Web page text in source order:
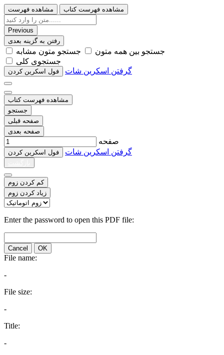
مشاهده فهرست مشاهده فهرست کتاب
Previous
رفتن به گزینه بعدی
ﺟﺴﺘﺠﻮ ﺑﯿﻦ ﻫﻤﻪ ﻣﺘﻮﻥ
ﺟﺴﺘﺠﻮ ﻣﺘﻮﻥ ﻣﺸﺎﺑﻪ
ﺟﺴﺘﺠﻮﯼ ﮐﻠﯽ
ﻓﻮﻝ اﺳﮑﺮﯾﻦ ﮐﺮﺩﻥ گرفتن اسکرین شات
مشاهده فهرست کتاب
جستجو
صفحه قبلی
صفحه بعدی
صفحه
ﻓﻮﻝ اﺳﮑﺮﯾﻦ ﮐﺮﺩﻥ گرفتن اسکرین شات
کم کردن زوم
زیاد کردن زوم
Enter the password to open this PDF file:
Cancel OK
File name:
-
File size:
-
Title:
-